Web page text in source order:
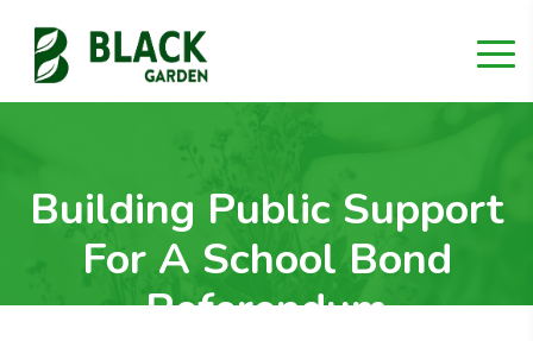
Building Public Support
For A School Bond
Referendum